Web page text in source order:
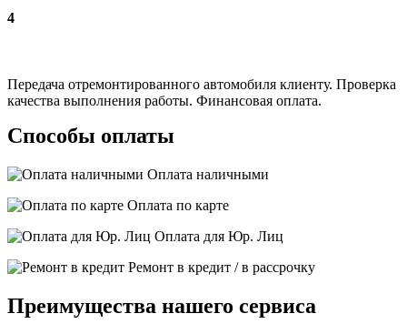
4
Передача отремонтированного автомобиля клиенту. Проверка
качества выполнения работы. Финансовая оплата.
Способы оплаты
Оплата наличными
Оплата по карте
Оплата для Юр. Лиц
Ремонт в кредит / в рассрочку
Преимущества нашего сервиса